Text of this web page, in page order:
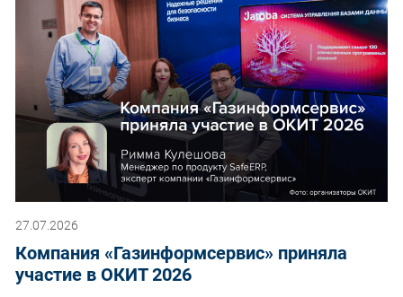
27.07.2026
Компания «Газинформсервис» приняла
участие в ОКИТ 2026